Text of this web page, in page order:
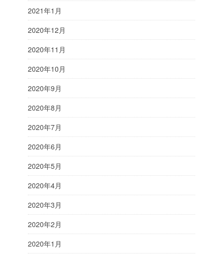
2021年1月
2020年12月
2020年11月
2020年10月
2020年9月
2020年8月
2020年7月
2020年6月
2020年5月
2020年4月
2020年3月
2020年2月
2020年1月